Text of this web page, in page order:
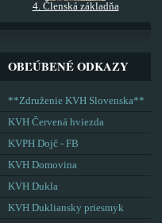
4. Členská základňa
OBĽÚBENÉ ODKAZY
**Združenie KVH Slovenska**
KVH Červená hviezda
KVPH Dojč - FB
KVH Domovina
KVH Dukla
KVH Dukliansky priesmyk